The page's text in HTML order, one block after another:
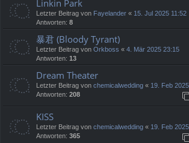
Linkin Park
Letzter Beitrag von Fayelander « 15. Jul 2025 11:52
Antworten: 8
暴君 (Bloody Tyrant)
Letzter Beitrag von Orkboss « 4. Mär 2025 23:15
Antworten: 13
Dream Theater
Letzter Beitrag von chemicalwedding « 19. Feb
Antworten: 208
KISS
Letzter Beitrag von chemicalwedding « 19. Feb
Antworten: 365